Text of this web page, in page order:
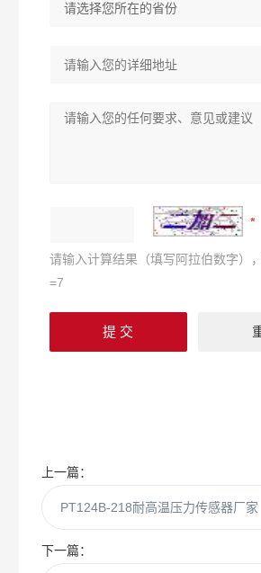
请输入计算结果（填写阿拉伯数字）
=7
上一篇：
PT124B-218耐高温压力传感器厂家
下一篇：